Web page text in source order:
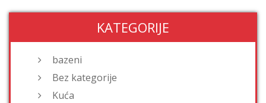
KATEGORIJE
bazeni
Bez kategorije
Kuća